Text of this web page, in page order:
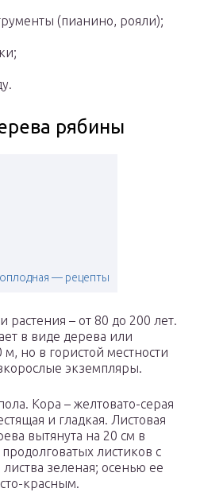
(пианино, рояли);
рябины
— рецепты
растения – от 80 до 200 лет.
в виде дерева или
но в гористой местности
экземпляры.
Кора – желтовато-серая
и гладкая. Листовая
вытянута на 20 см в
листиков с
зеленая; осенью ее
красным.